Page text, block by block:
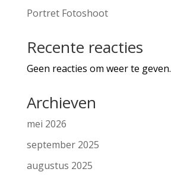
Portret Fotoshoot
Recente reacties
Geen reacties om weer te geven.
Archieven
mei 2026
september 2025
augustus 2025